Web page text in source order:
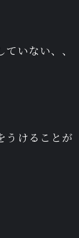
いない、、
うけることが